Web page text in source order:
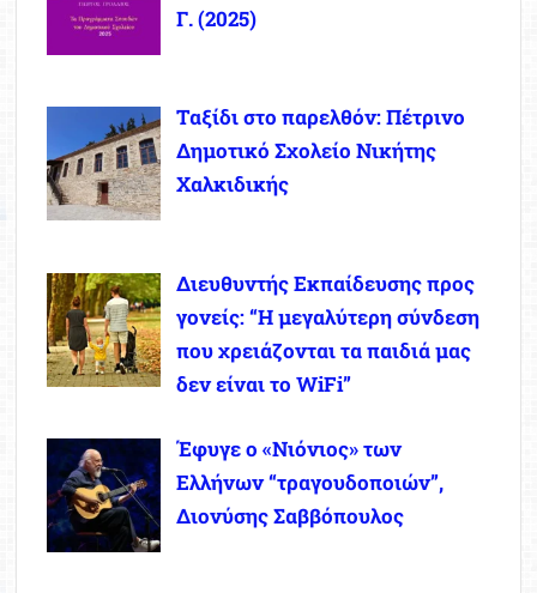
Γ. (2025)
Ταξίδι στο παρελθόν: Πέτρινο
Δημοτικό Σχολείο Νικήτης
Χαλκιδικής
Διευθυντής Εκπαίδευσης προς
γονείς: “Η μεγαλύτερη σύνδεση
που χρειάζονται τα παιδιά μας
δεν είναι το WiFi”
Έφυγε ο «Νιόνιος» των
Ελλήνων “τραγουδοποιών”,
Διονύσης Σαββόπουλος